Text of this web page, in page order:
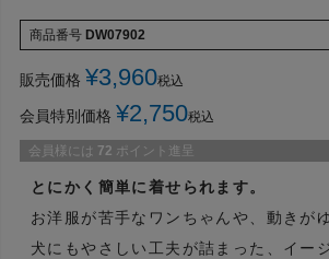
商品番号 DW07902
販売価格 ¥3,960税込
会員特別価格 ¥2,750税込
会員様には 72 ポイント進呈
とにかく簡単に着せられます。
お洋服が苦手なワンちゃんや、動きが
犬にもやさしい工夫が詰まった、イー